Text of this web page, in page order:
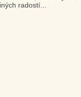
radostí...